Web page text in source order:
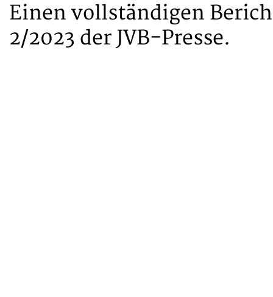
Einen vollständigen
2/2023 der JVB-Presse.